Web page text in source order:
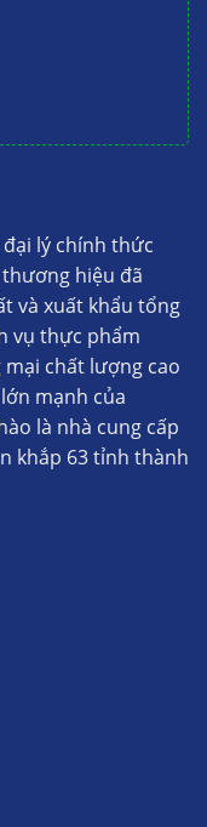
đại lý chính thức
thương hiệu đã
và xuất khẩu tổng
vụ thực phẩm
chất lượng cao
mạnh của
là nhà cung cấp
khắp 63 tỉnh thành